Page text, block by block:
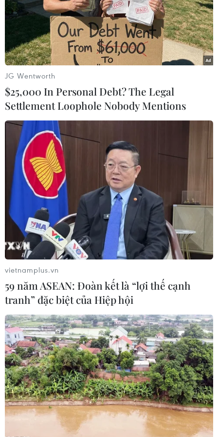
Đồng Nai: Tai nạn liên hoàn giữa 6 ôtô
trên cao tốc Phan Thiết-Dầu Giây
13/02/2024 13:56
Khoảng 16 giờ 50 ngày 13/2, trên cao tốc Phan Thiết-
Dầu Giây (km 91 đoạn qua huyện Cẩm Mỹ) xảy ra vụ
tai nạn giao thông liên hoàn giữa 6 ôtô di chuyển
hướng từ tỉnh Ninh Thuận-Thành phố Hồ Chí Minh.
Kom Tum: Tai nạn liên hoàn trên đèo Lò
Xo khiến 1 người đi xe máy tử vong
JG Wentworth
$25,000 In Personal Debt? The Legal
Settlement Loophole Nobody Mentions
vietnamplus.vn
59 năm ASEAN: Đoàn kết là “lợi thế cạnh
tranh” đặc biệt của Hiệp hội